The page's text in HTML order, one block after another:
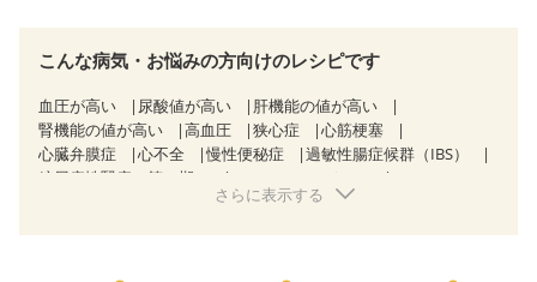
こんな病気・お悩みの方向けのレシピです
血圧が高い 尿酸値が高い
肝機能の値が高い
腎機能の値が高い
高血圧 狭心症
心筋梗塞
心臓弁膜症
心不全 慢性便秘症
過敏性腸症候群（IBS）
糖尿病性腎症（第３期）
CKD（ステージ１）
CKD（ステージ３a）
さらに表示する